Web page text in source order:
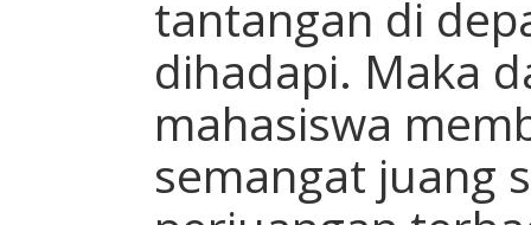
tantangan di
dihadapi. Maka
mahasiswa
semangat juang